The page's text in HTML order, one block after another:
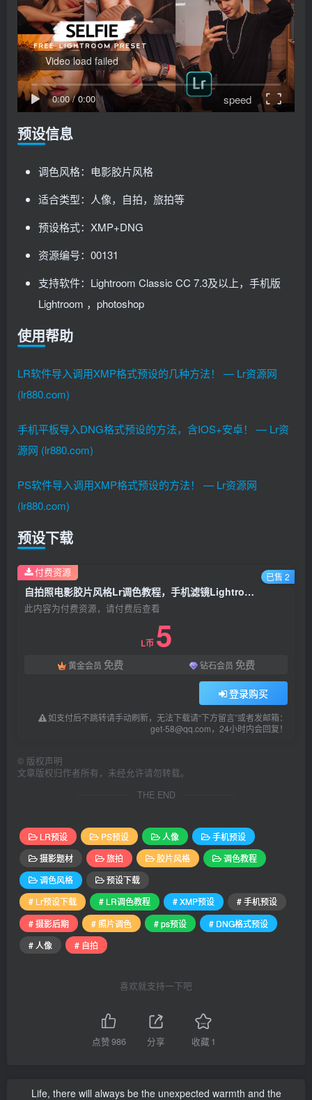
0:00/0:00 speed
Video load failed
预设信息
调色风格：电影胶片风格
适合类型：人像，自拍，旅拍等
预设格式：XMP+DNG
资源编号：00131
支持软件：Lightroom Classic CC 7.3及以上，手机版
Lightroom ，photoshop
使用帮助
LR软件导入调用XMP格式预设的几种方法！ — Lr资源网
(lr880.com)
手机平板导入DNG格式预设的方法，含IOS+安卓！ — Lr资
源网 (lr880.com)
PS软件导入调用XMP格式预设的方法！ — Lr资源网
(lr880.com)
预设下载
自拍照电影胶片风格Lr调色教程，手机滤镜Lightroom+Ps预设下载！
此内容为付费资源，请付费后查看
L币 5
黄金会员 免费 钻石会员 免费
登录购买
如支付后不跳转请手动刷新，无法下载请“下方留言”或者发邮箱：
get-58@qq.com，24小时内会回复！
付费资源 已售 2
© 版权声明
文章版权归作者所有，未经允许请勿转载。
THE END
LR预设 PS预设 人像
手机预设
摄影题材
旅拍 胶片风格
调色教程
调色风格
预设下载
# Lr预设下载
# LR调色教程 # XMP预设
# 手机预设
# 摄影后期
# 照片调色 # ps预设
# DNG格式预设
# 人像
# 自拍
喜欢就支持一下吧
点赞986 分享 收藏 1
Life, there will always be the unexpected warmth and the